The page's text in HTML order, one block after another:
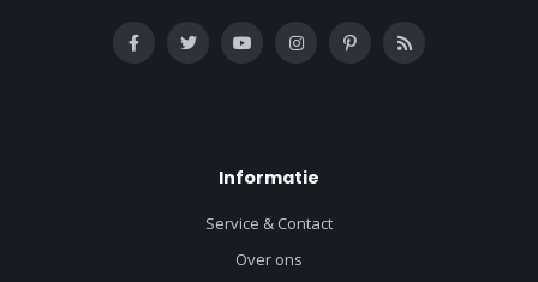
Informatie
Service & Contact
Over ons